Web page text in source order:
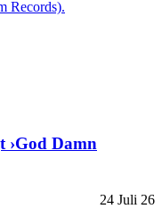
›God Damn
24 Juli 26